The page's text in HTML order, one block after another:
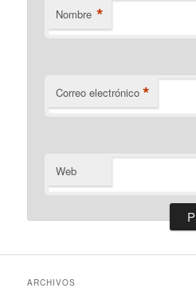
Nombre *
Correo electrónico *
Web
ARCHIVOS